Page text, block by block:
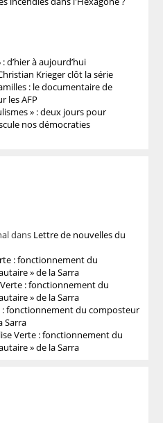
d’hier à aujourd’hui
Krieger clôt la série
: le documentaire de
les AFP
» : deux jours pour
nos démocraties
dans Lettre de nouvelles du
: fonctionnement du
» de la Sarra
Verte : fonctionnement du
» de la Sarra
: fonctionnement du composteur
Sarra
Verte : fonctionnement du
» de la Sarra